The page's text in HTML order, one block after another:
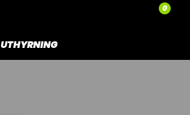
0
UTHYRNING